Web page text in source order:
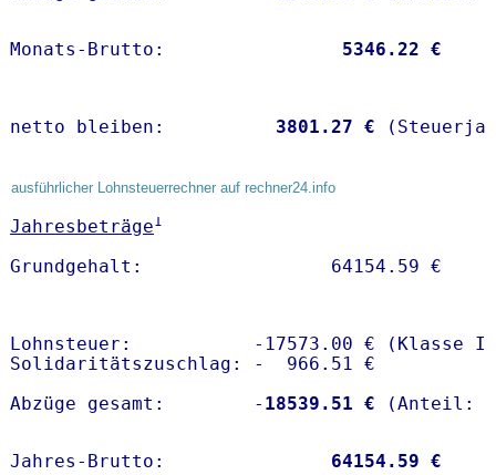
Monats-Brutto: 5346.22 €
netto bleiben: 3801.27 €
ausführlicher Lohnsteuerrechner auf rechner24.info
Jahresbeträge1
Lohnsteuer:           -17573.00 € (Klasse I)
Solidaritätszuschlag: -  966.51 €
Abzüge gesamt:        - 18539.51 €
Jahres-Brutto: 64154.59 €